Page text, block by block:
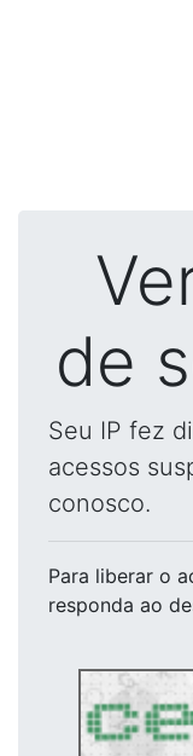
de
Seu IP fez
acessos
conosco.
Para liberar o
responda ao